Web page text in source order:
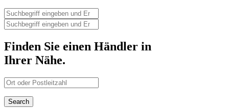
Finden Sie einen Händler in
Ihrer Nähe.